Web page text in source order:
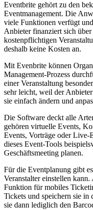
Eventbrite gehört zu den
Eventmanagement. Die
viele Funktionen verfügt
Anbieter finanziert sich
kostenpflichtigen
deshalb keine Kosten an.
Mit Evenbrite können
Management-Prozess
einer Veranstaltung
sehr leicht, weil der
sie einfach ändern und
Die Software deckt alle
gehören virtuelle Events,
Events, Vorträge oder Live-
dieses Event-Tools
Geschäftsmeeting planen.
Für die Eventplanung gibt
Veranstalter einstellen
Funktion für mobiles
Tickets und speichern sie in
sie dann lediglich den